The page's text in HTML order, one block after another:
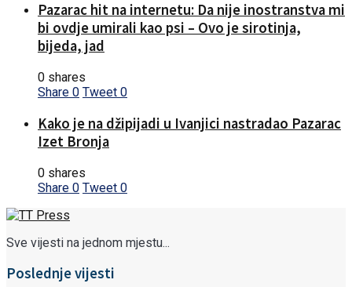
Pazarac hit na internetu: Da nije inostranstva mi
bi ovdje umirali kao psi – Ovo je sirotinja,
bijeda, jad
0 shares
Share 0 Tweet 0
Kako je na džipijadi u Ivanjici nastradao Pazarac
Izet Bronja
0 shares
Share 0 Tweet 0
Sve vijesti na jednom mjestu...
Poslednje vijesti